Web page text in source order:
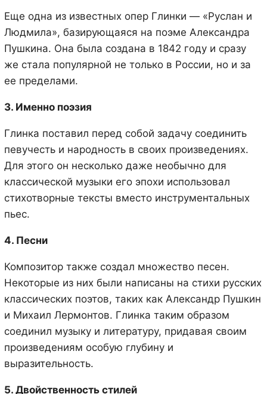
Еще одна из известных опер Глинки — «Руслан и
Людмила», базирующаяся на поэме Александра
Пушкина. Она была создана в 1842 году и сразу
же стала популярной не только в России, но и за
ее пределами.
3. Именно поэзия
Глинка поставил перед собой задачу соединить
певучесть и народность в своих произведениях.
Для этого он несколько даже необычно для
классической музыки его эпохи использовал
стихотворные тексты вместо инструментальных
пьес.
4. Песни
Композитор также создал множество песен.
Некоторые из них были написаны на стихи русских
классических поэтов, таких как Александр Пушкин
и Михаил Лермонтов. Глинка таким образом
соединил музыку и литературу, придавая своим
произведениям особую глубину и
выразительность.
5. Двойственность стилей